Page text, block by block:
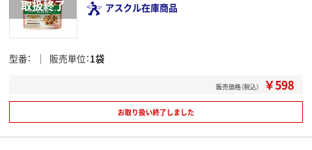
アスクル在庫商品
型番 販売単位 1袋
販売価格（税込） ￥598
お取り扱い終了しました